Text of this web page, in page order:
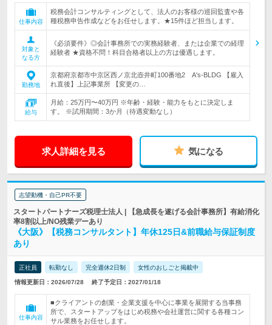
仕事内容
税務会計コンサルティングとして、法人のお客様の巡回監査や各
種税務申告作成などをお任せします。★15件ほど担当します。
対象と
なる方
《必須要件》◎会計事務所での実務経験者、または企業での経理
経験者 ★資格不問！科目合格者以上の方は優遇します。
勤務地
京都府京都市中京区西ノ京北壺井町100番地2 A's-BLDG 【雇入
れ直後】上記事業所 【変更の…
給与
月給：25万円〜40万円 ※年齢・経験・能力をもとに決定しま
す。 ※試用期間：3か月（待遇変動なし）
求人詳細を見る 気になる
志望動機・自己PR不要
スタートパートナーズ税理士法人 | 【急成長を遂げる会計事務所】有給消化
率8割以上/NO残業デーあり
《大阪》【税務コンサルタント】年休125日&前職給与保証制度
あり
正社員 転勤なし 完全週休2日制 女性のおしごと掲載中
情報更新日：2026/07/28 終了予定日：2027/01/18
仕事内容
■クライアントの創業・企業支援を中心に事業を展開する当事務
所で、スタートアップをはじめ税務や会社運営に関する各種コン
サル業務をお任せします。